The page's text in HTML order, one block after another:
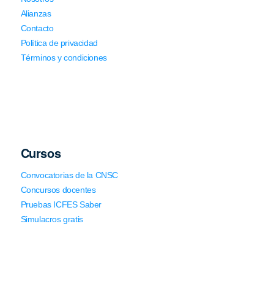
Alianzas
Contacto
Política de privacidad
Términos y condiciones
Cursos
Convocatorias de la CNSC
Concursos docentes
Pruebas ICFES Saber
Simulacros gratis